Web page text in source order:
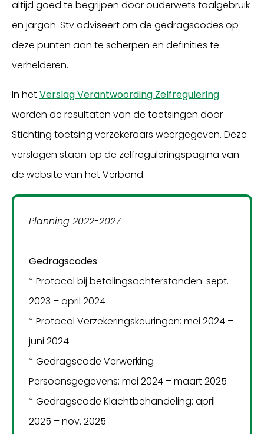
altijd goed te begrijpen door ouderwets taalgebruik
en jargon. Stv adviseert om de gedragscodes op
deze punten aan te scherpen en definities te
verhelderen.
In hetVerslag Verantwoording Zelfregulering
worden de resultaten van de toetsingen door
Stichting toetsing verzekeraars weergegeven. Deze
verslagen staan op de zelfreguleringspagina van
de website van het Verbond.
Planning 2022-2027
Gedragscodes
* Protocol bij betalingsachterstanden: sept.
2023 – april 2024
* Protocol Verzekeringskeuringen: mei 2024 –
juni 2024
* Gedragscode Verwerking
Persoonsgegevens: mei 2024 – maart 2025
* Gedragscode Klachtbehandeling: april
2025 – nov. 2025